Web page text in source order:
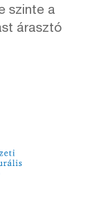
szinte a
árasztó